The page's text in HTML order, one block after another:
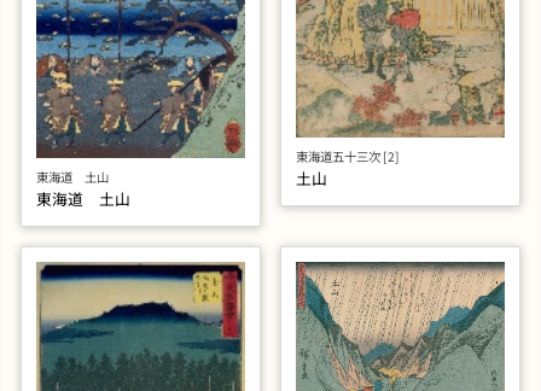
東海道 土山
東海道 土山
東海道五十三次 [2]
土山